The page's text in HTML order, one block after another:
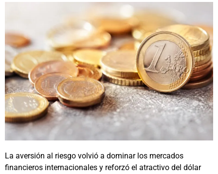
La aversión al riesgo volvió a dominar los mercados
financieros internacionales y reforzó el atractivo del dólar